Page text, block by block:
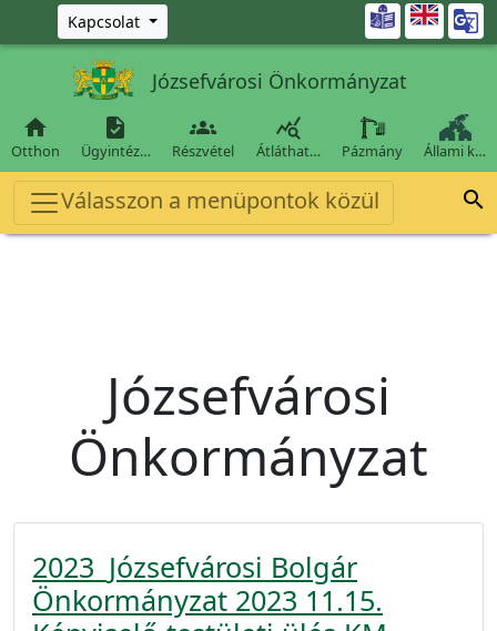
Ugrás a fő tartalomra
Kapcsolat 
Józsefvárosi Önkormányzat

Otthon

Ügyintéz…

Részvétel

Átláthat… Pázmány Állami k…
Válasszon a menüpontok közül 
Józsefvárosi
Önkormányzat
2023_Józsefvárosi Bolgár
Önkormányzat 2023 11.15.